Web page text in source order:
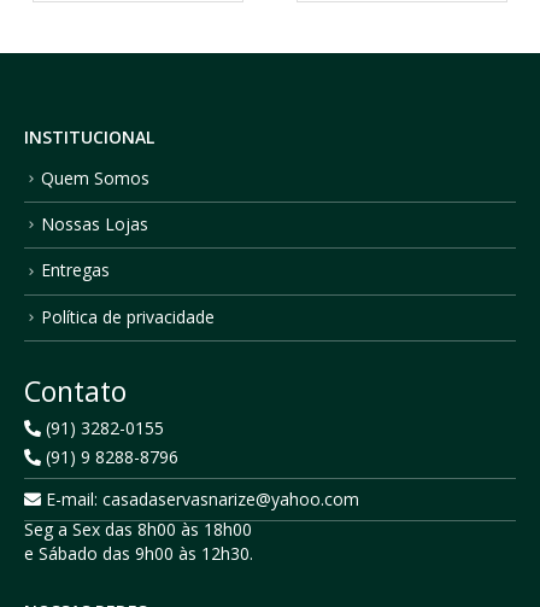
INSTITUCIONAL
Quem Somos
Nossas Lojas
Entregas
Política de privacidade
Contato
(91) 3282-0155
(91) 9 8288-8796
E-mail: casadaservasnarize@yahoo.com
Seg a Sex das 8h00 às 18h00
e Sábado das 9h00 às 12h30.